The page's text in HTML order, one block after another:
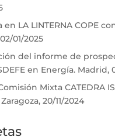
en LA LINTERNA COPE
01/2025
del informe de
en Energía. Madrid,
Mixta CATEDRA
20/11/2024